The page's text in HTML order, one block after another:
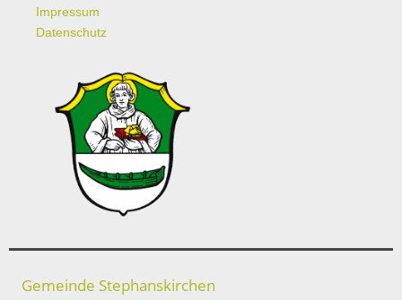
Impressum
Datenschutz
Gemeinde Stephanskirchen